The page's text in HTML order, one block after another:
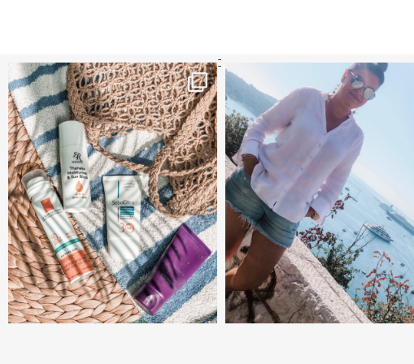
מקדמי הגנה מומלצים - עכשיו ב